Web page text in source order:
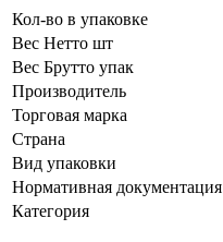
Кол-во в упаковке
Вес Нетто шт
Вес Брутто упак
Производитель
Торговая марка
Страна
Вид упаковки
Нормативная документация
Категория